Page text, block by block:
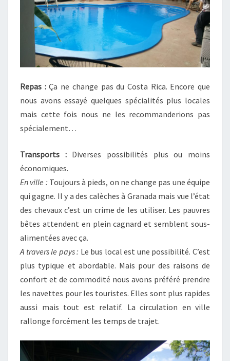
Repas :Ça ne change pas du Costa Rica. Encore que
nous avons essayé quelques spécialités plus locales
mais cette fois nous ne les recommanderions pas
spécialement…
Transports :Diverses possibilités plus ou moins
économiques.
En ville : Toujours à pieds, on ne change pas une équipe
qui gagne. Il y a des calèches à Granada mais vue l’état
des chevaux c’est un crime de les utiliser. Les pauvres
bêtes attendent en plein cagnard et semblent sous-
alimentées avec ça.
A travers le pays : Le bus local est une possibilité. C’est
plus typique et abordable. Mais pour des raisons de
confort et de commodité nous avons préféré prendre
les navettes pour les touristes. Elles sont plus rapides
aussi mais tout est relatif. La circulation en ville
rallonge forcément les temps de trajet.